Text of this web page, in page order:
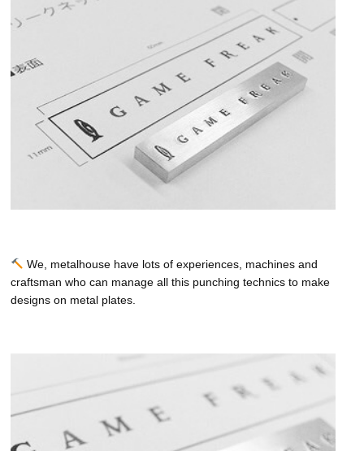
We, metalhouse have lots of experiences, machines and
craftsman who can manage all this punching technics to make
designs on metal plates.